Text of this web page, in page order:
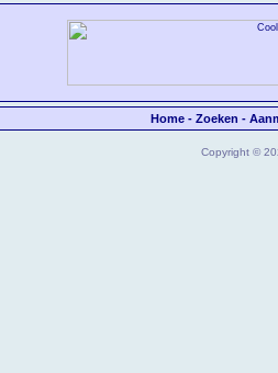
Home- Zoeken -
Copyright ©